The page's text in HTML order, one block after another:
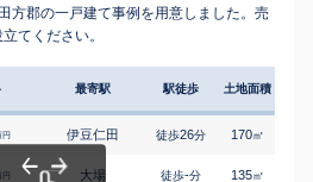
方郡の一戸建て事例を用意しました。売
てください。
最寄駅 駅徒歩 土地面積
円 伊豆仁田 徒歩26分 170㎡
円 大場 徒歩-分 135㎡